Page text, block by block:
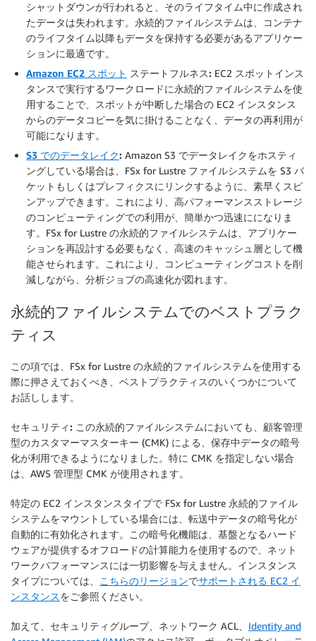
シャットダウンが行われると、そのライフタイム中に作成され
たデータは失われます。永続的ファイルシステムは、コンテナ
のライフタイム以降もデータを保持する必要があるアプリケー
ションに最適です。
Amazon EC2 スポット ステートフルネス: EC2 スポットインス
タンスで実行するワークロードに永続的ファイルシステムを使
用することで、スポットが中断した場合の EC2 インスタンス
からのデータコピーを気に掛けることなく、データの再利用が
可能になります。
S3 でのデータレイク: Amazon S3 でデータレイクをホスティ
ングしている場合は、FSx for Lustre ファイルシステムを S3 バ
ケットもしくはプレフィクスにリンクするように、素早くスピ
ンアップできます。これにより、高パフォーマンスストレージ
のコンピューティングでの利用が、簡単かつ迅速にになりま
す。FSx for Lustre の永続的ファイルシステムは、アプリケー
ションを再設計する必要もなく、高速のキャッシュ層として機
能させられます。これにより、コンピューティングコストを削
減しながら、分析ジョブの高速化が図れます。
永続的ファイルシステムでのベストプラク
ティス
この項では、FSx for Lustre の永続的ファイルシステムを使用する
際に押さえておくべき、ベストプラクティスのいくつかについて
お話しします。
セキュリティ: この永続的ファイルシステムにおいても、顧客管理
型のカスタマーマスターキー (CMK) による、保存中データの暗号
化が利用できるようになりました。特に CMK を指定しない場合
は、AWS 管理型 CMK が使用されます。
特定の EC2 インスタンスタイプで FSx for Lustre 永続的ファイル
システムをマウントしている場合には、転送中データの暗号化が
自動的に有効化されます。この暗号化機能は、基盤となるハード
ウェアが提供するオフロードの計算能力を使用するので、ネット
ワークパフォーマンスには一切影響を与えません。インスタンス
タイプについては、
こちらのリージョンでサポートされる EC2 イ
ンスタンスをご参照ください。
加えて、セキュリティグループ、ネットワーク ACL、 Identity and